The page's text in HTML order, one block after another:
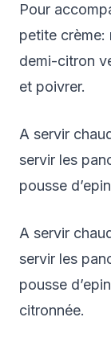
Pour
petite crème:
demi-citron
et poivrer.
A servir
servir les
pousse
A servir
servir les
pousse
citronnée.